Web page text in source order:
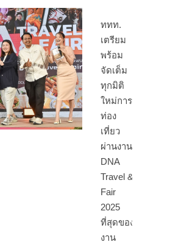
ททท.
เตรียม
พร้อม
จัดเต็ม
ทุกมิติ
ใหม่การ
ท่อง
เที่ยว
ผ่านงาน
DNA
Travel &
Fair
2025
ที่สุดของ
งาน